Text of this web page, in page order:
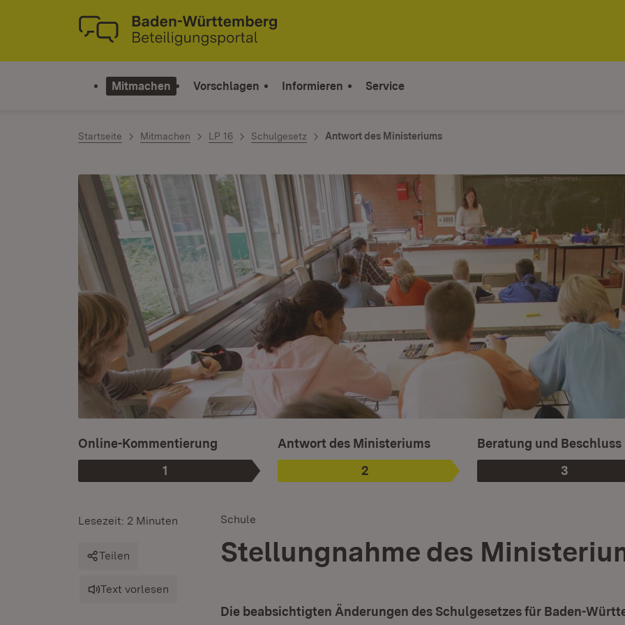
Zum Inhalt springen
Link zur Startseite
Mitmachen Vorschlagen Informieren Service
Startseite Mitmachen LP 16 Schulgesetz Antwort des Ministeriums
Phase
1
:
Online-Kommentierung
Phase
2
:
Ist ausgewählt.
Antwort des Ministeriums
Phase
3
:
Beratung und Beschluss
Schule
Stellungnahme des
Lesezeit: 2 Minuten
Teilen
Text vorlesen
Die beabsichtigten Änderungen des Schulgesetzes für Baden-